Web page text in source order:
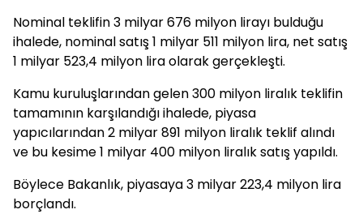
Nominal teklifin 3 milyar 676 milyon lirayı bulduğu
ihalede, nominal satış 1 milyar 511 milyon lira, net satış
1 milyar 523,4 milyon lira olarak gerçekleşti.
Kamu kuruluşlarından gelen 300 milyon liralık teklifin
tamamının karşılandığı ihalede, piyasa
yapıcılarından 2 milyar 891 milyon liralık teklif alındı
ve bu kesime 1 milyar 400 milyon liralık satış yapıldı.
Böylece Bakanlık, piyasaya 3 milyar 223,4 milyon lira
borçlandı.